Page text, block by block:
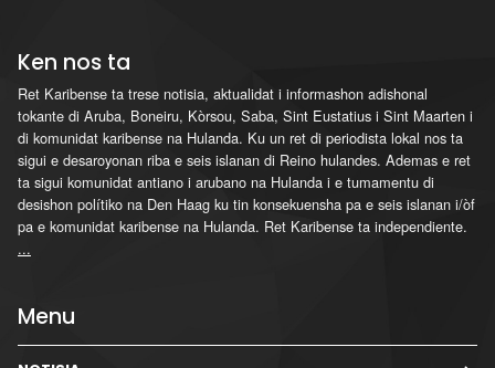
Ken nos ta
Ret Karibense ta trese notisia, aktualidat i informashon adishonal
tokante di Aruba, Boneiru, Kòrsou, Saba, Sint Eustatius i Sint Maarten i
di komunidat karibense na Hulanda. Ku un ret di periodista lokal nos ta
sigui e desaroyonan riba e seis islanan di Reino hulandes. Ademas e ret
ta sigui komunidat antiano i arubano na Hulanda i e tumamentu di
desishon polítiko na Den Haag ku tin konsekuensha pa e seis islanan i/òf
pa e komunidat karibense na Hulanda. Ret Karibense ta independiente.
...
Menu